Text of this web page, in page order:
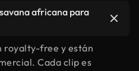
africana para
royalty-free y están
Cada clip es